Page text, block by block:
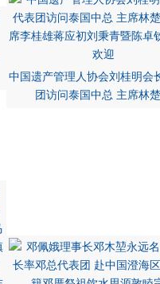
中国遗产管理人协会刘桂明会
团访问泰国中总 主席林